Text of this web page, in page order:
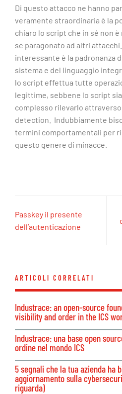
Di questo attacco ne hanno
veramente straordinaria è la
chiaro lo script che in sé non
se paragonato ad altri
interessante è la padronanza
sistema e del linguaggio
lo script effettua tutte
legittime, sebbene lo script
complesso rilevarlo
detection. Indubbiamente
termini comportamentali per
questo genere di minacce.
Passkey il presente
dell’autenticazione
ARTICOLI CORRELATI
Industrace: an open-source
visibility and order in the ICS
Industrace: una base open
ordine nel mondo ICS
5 segnali che la tua azienda ha
aggiornamento sulla
riguarda)